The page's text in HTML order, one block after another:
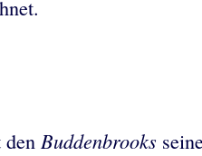
Buddenbrooks